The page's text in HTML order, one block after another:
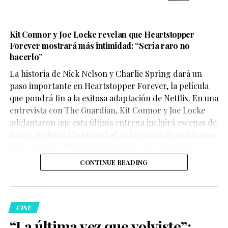
Aunque su participación no ocupa gran parte del
metraje, el actor logra dejar una fuerte impresión. Su
personaje,Sinon, juega un papel clave en la historia y
aporta una mirada profundamente humana sobre las
La crítica destaca la actuación
Kit Connor y Joe Locke revelan que Heartstopper
Forever mostrará más intimidad: “Sería raro no
hacerlo”
La historia de Nick Nelson y Charlie Spring dará un
paso importante en Heartstopper Forever, la película
que pondrá fin a la exitosa adaptación de Netflix. En una
entrevista con The Guardian, Kit Connor y Joe Locke
adelantaron que esta última entrega incluirá escenas de
encuentran los personajes.CONTINUE READING
CINE